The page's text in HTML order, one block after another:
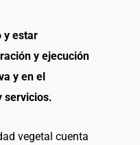
y estar
y ejecución
y en el
servicios.
vegetal cuenta